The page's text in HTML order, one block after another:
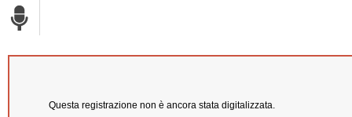
Questa registrazione non è ancora stata digitalizzata.